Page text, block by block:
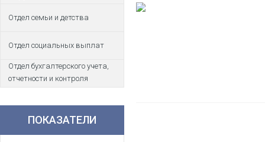
Отдел семьи и детства
Отдел социальных выплат
Отдел бухгалтерского учета,
отчетности и контроля
ПОКАЗАТЕЛИ